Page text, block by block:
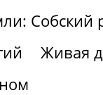
Собский
Живая